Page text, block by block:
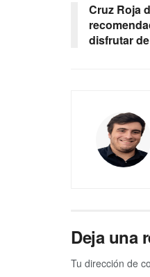
Cruz Roja
disfrutar
Deja una
Tu dirección de